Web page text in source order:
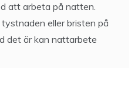
att arbeta på natten.
eller bristen på
det är kan nattarbete